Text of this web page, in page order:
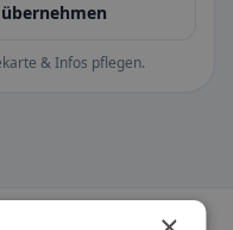
& Infos pflegen.